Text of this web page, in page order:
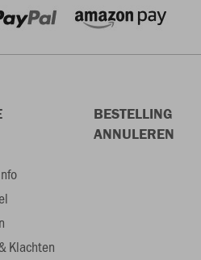
Klachten
BESTELLING
ANNULEREN